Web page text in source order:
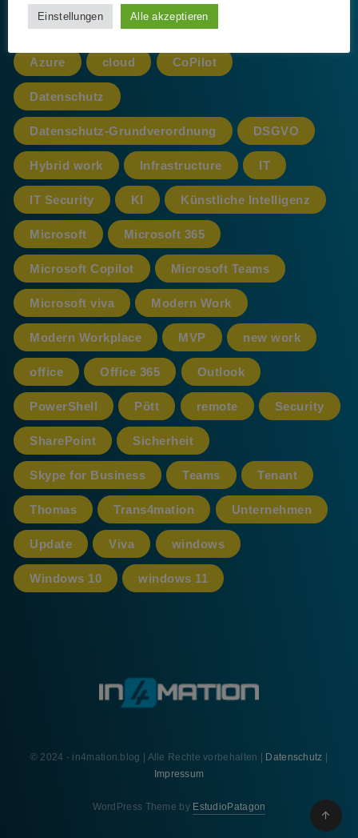
365 AI App Artificial Intelligence
Azure cloud CoPilot
Datenschutz
Datenschutz-Grundverordnung DSGVO
Hybrid work Infrastructure IT
IT Security KI Künstliche Intelligenz
Microsoft Microsoft 365
Microsoft Copilot Microsoft Teams
Microsoft viva Modern Work
Modern Workplace MVP new work
office Office 365 Outlook
PowerShell Pött remote Security
SharePoint Sicherheit
Skype for Business Teams Tenant
Thomas Trans4mation Unternehmen
Update Viva windows
Windows 10 windows 11
© 2024 - in4mation.blog | Alle Rechte vorbehalten | Datenschutz
Impressum
WordPress Theme by EstudioPatagon
Einstellungen Alle akzeptieren